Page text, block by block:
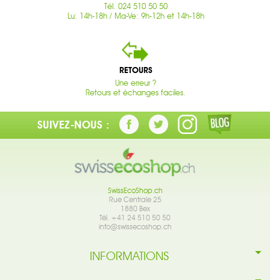
Tél. 024 510 50 50
Lu: 14h-18h / Ma-Ve: 9h-12h et 14h-18h
RETOURS
Une erreur ?
Retours et échanges faciles.
SUIVEZ-NOUS :
SwissEcoShop.ch
Rue Centrale 25
1880 Bex
Tél. +41 24 510 50 50
info@swissecoshop.ch
INFORMATIONS